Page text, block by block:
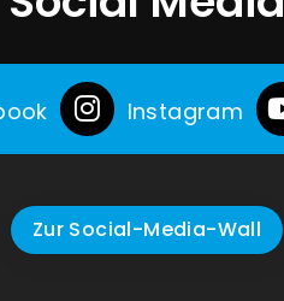
Instagram
Zur Social-Media-Wall